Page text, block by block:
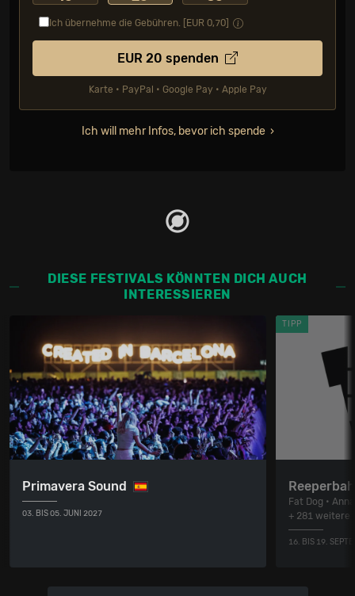
Ich übernehme die Gebühren. [EUR 0,70
EUR 20 spenden
Karte • PayPal • Google Pay • Apple Pay
Ich will mehr Infos, bevor ich spende
DIESE FESTIVALS KÖNNTEN DICH AUCH
INTERESSIEREN
Primavera Sound
03. BIS 05. JUNI 2027
TIPP
Fat Dog •
+ 281 weitere
16. BIS 19.